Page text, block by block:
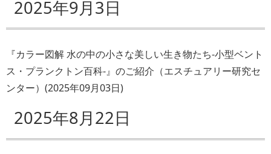
2025年9月3日
『カラー図解 水の中の小さな美しい生き物たち-小型ベント
ス・プランクトン百科-』のご紹介（エスチュアリー研究セ
ンター） (2025年09月03日)
2025年8月22日